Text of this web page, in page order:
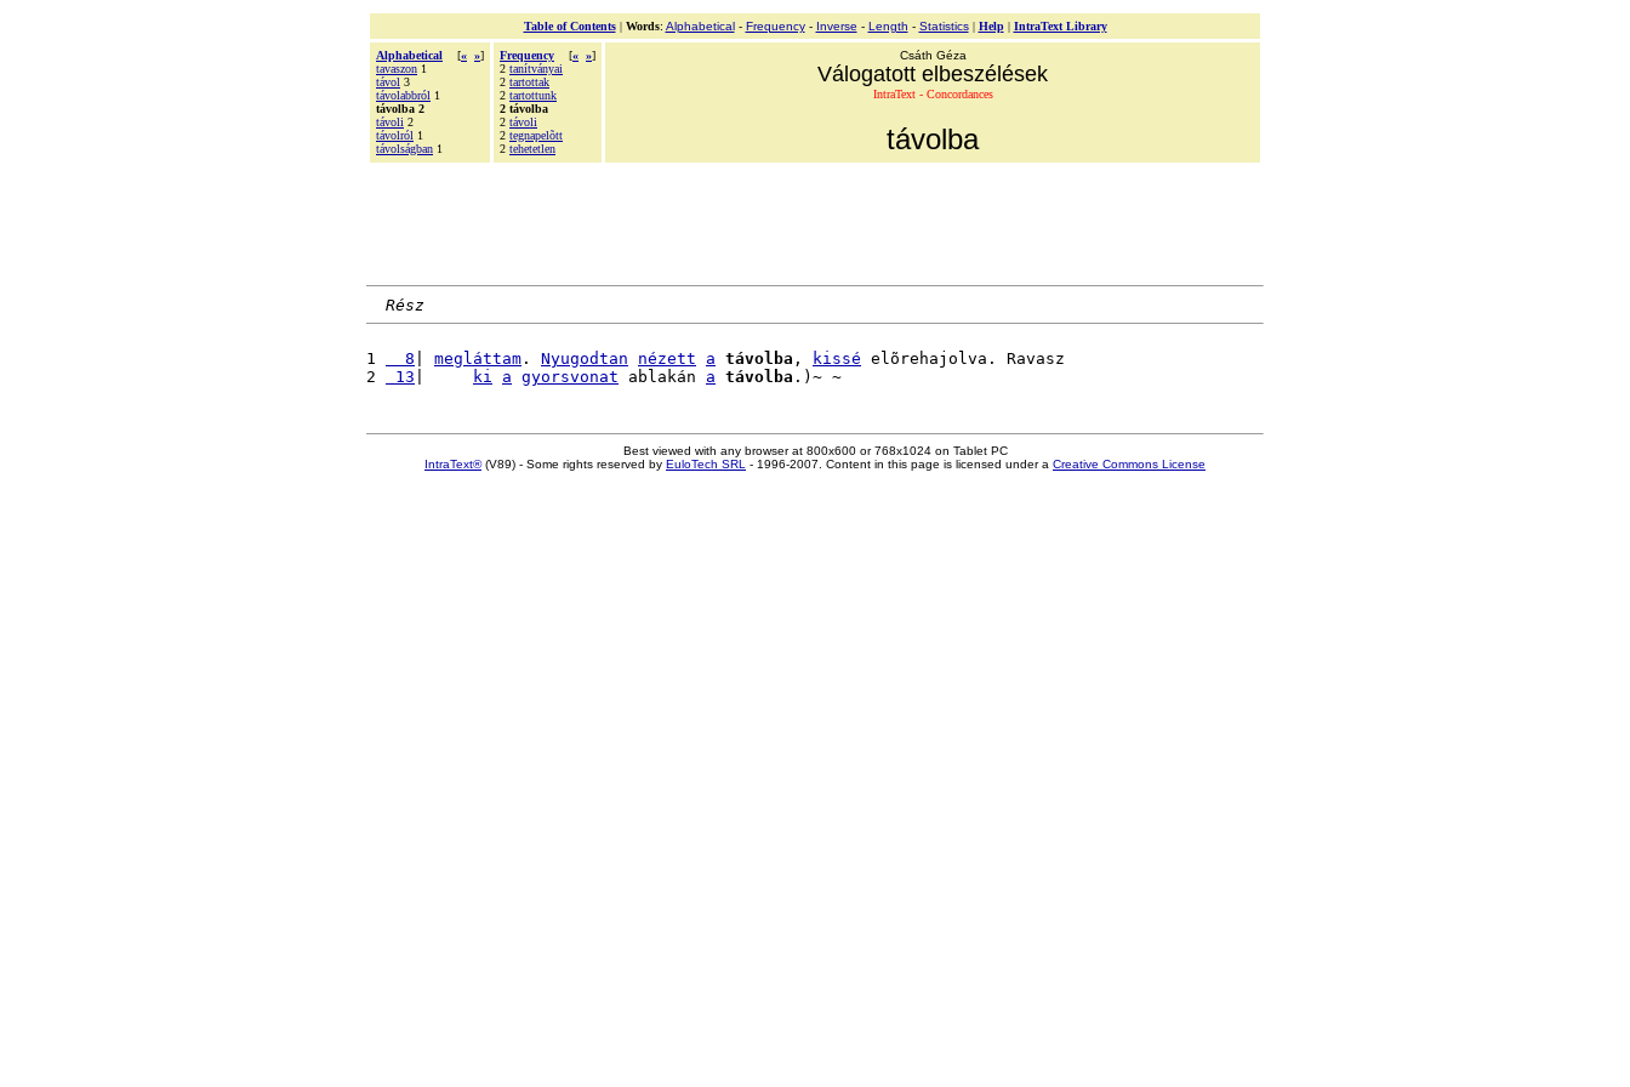
Table of Contents| Words: Alphabetical- Frequency- Inverse - Length - Statistics| Help| IntraText Library
Alphabetical [« »]
tavaszon 1
távol 3
távolabbról 1
távolba 2
távoli 2
távolról 1
távolságban 1
Frequency [« »]
2 tanítványai
2 tartottak
2 tartottunk
2 távolba
2 távoli
2 tegnapelõtt
2 tehetetlen
Csáth Géza
Válogatott elbeszélések
IntraText - Concordances
távolba
Rész
1
  8
megláttam . Nyugodtan nézett a távolba , kissé elõrehajolva. Ravasz
2
13 ki a gyorsvonat ablakán a távolba
Best viewed with any browser at 800x600 or 768x1024 on Tablet PC
IntraText®(V89) - Some rights reserved by EuloTech SRL - 1996-2007. Content in this page is licensed under a Creative Commons License